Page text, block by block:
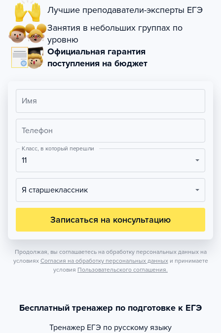
Лучшие преподаватели-эксперты ЕГЭ
Занятия в небольших группах по
уровню
Официальная гарантия
поступления на бюджет
Имя
Телефон
Класс, в который перешли
11
Я старшеклассник
Записаться на консультацию
Продолжая, вы соглашаетесь на обработку персональных данных на
условиях Согласия на обработку персональных данных и принимаете
условия Пользовательского соглашения.
Бесплатный тренажер по подготовке к ЕГЭ
Тренажер ЕГЭ по русскому языку